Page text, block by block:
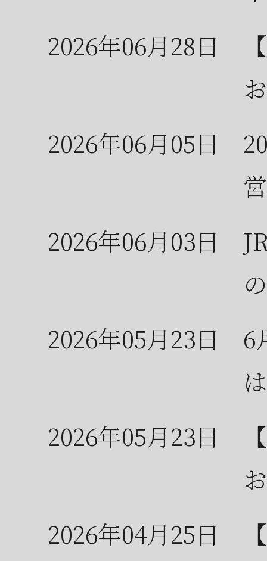
2026年06月28日
2026年06月05日
2026年06月03日
2026年05月23日
6
2026年05月23日
2026年04月25日